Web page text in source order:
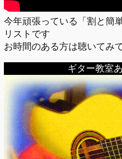
今年頑張っている「割と簡
リストです
お時間のある方は聴いてみ
ギター教室